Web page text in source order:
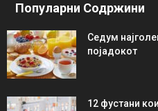
Популарни Содржини
Седум
појадокот
12 фустани